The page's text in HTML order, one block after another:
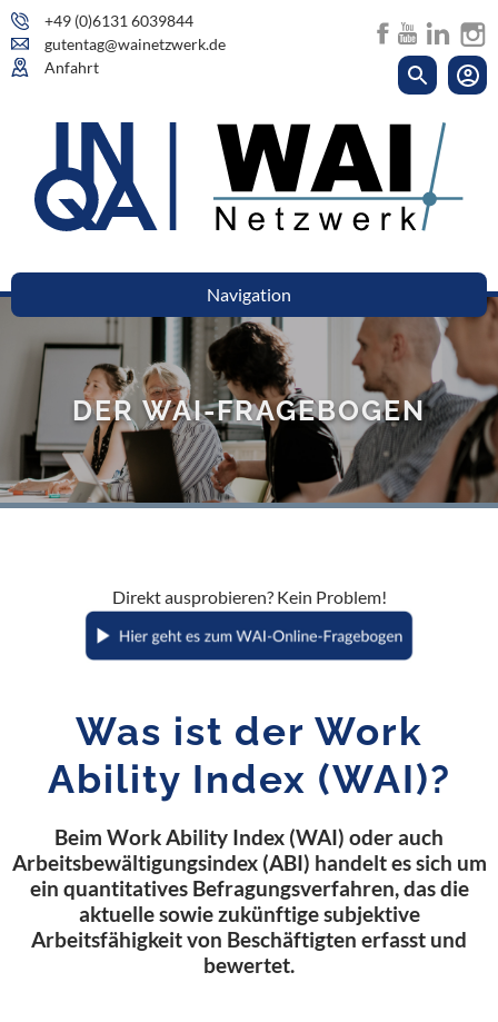
+49 (0)6131 6039844
gutentag@wainetzwerk.de
Anfahrt
Navigation
DER WAI-FRAGEBOGEN
Direkt ausprobieren? Kein Problem!
Was ist der Work
Ability Index (WAI)?
Beim Work Ability Index (WAI) oder auch
Arbeitsbewältigungsindex (ABI) handelt es sich um
ein quantitatives Befragungsverfahren, das die
aktuelle sowie zukünftige subjektive
Arbeitsfähigkeit von Beschäftigten erfasst und
bewertet.